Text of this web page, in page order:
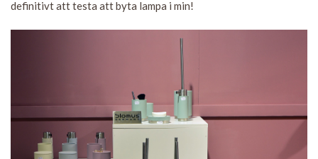
definitivt att testa att byta lampa i min!